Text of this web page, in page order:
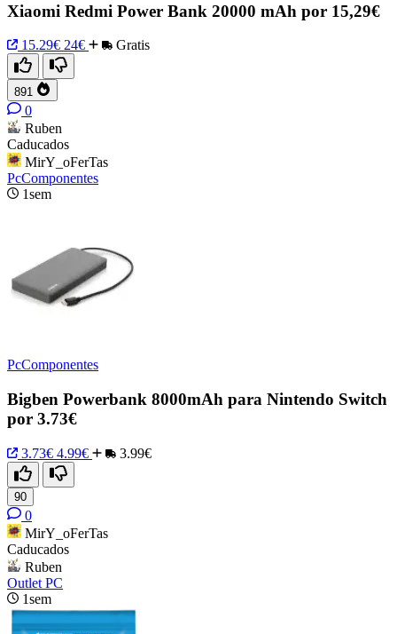
Xiaomi Redmi Power Bank 20000 mAh por 15,29€
15.29€ 24€ Gratis
891
0
Ruben
Caducados
MirY_oFerTas
PcComponentes
1sem
PcComponentes
Bigben Powerbank 8000mAh para Nintendo Switch
por 3.73€
3.73€ 4.99€ 3.99€
90
0
MirY_oFerTas
Caducados
Ruben
Outlet PC
1sem